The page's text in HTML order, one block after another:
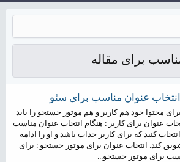
برای مقاله
عنوان مناسب برای سئو
محتوا خود هم کاربر و هم موتور جستجو را باید
عنوان برای کاربر : هنگام انتخاب عنوان مناسب
کنید که برای کاربر جذاب باشد و او را ادامه
کند. انتخاب عنوان برای موتور جستجو : برای
برای موتور جستجو...